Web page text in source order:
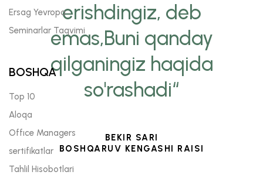
erishdingiz, deb
emas,Buni qanday
qilganingiz haqida
so'rashadi“
BEKIR SARI
BOSHQARUV KENGASHI RAISI
Ersag Yevropa
Seminarlar Taqvimi
BOSHQA
Top 10
Aloqa
Offıce Managers
sertifikatlar
Tahlil Hisobotlari